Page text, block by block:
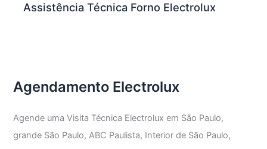
Assistência Técnica Forno Electrolux
Agendamento Electrolux
Agende uma Visita Técnica Electrolux em São Paulo,
grande São Paulo, ABC Paulista, Interior de São Paulo,